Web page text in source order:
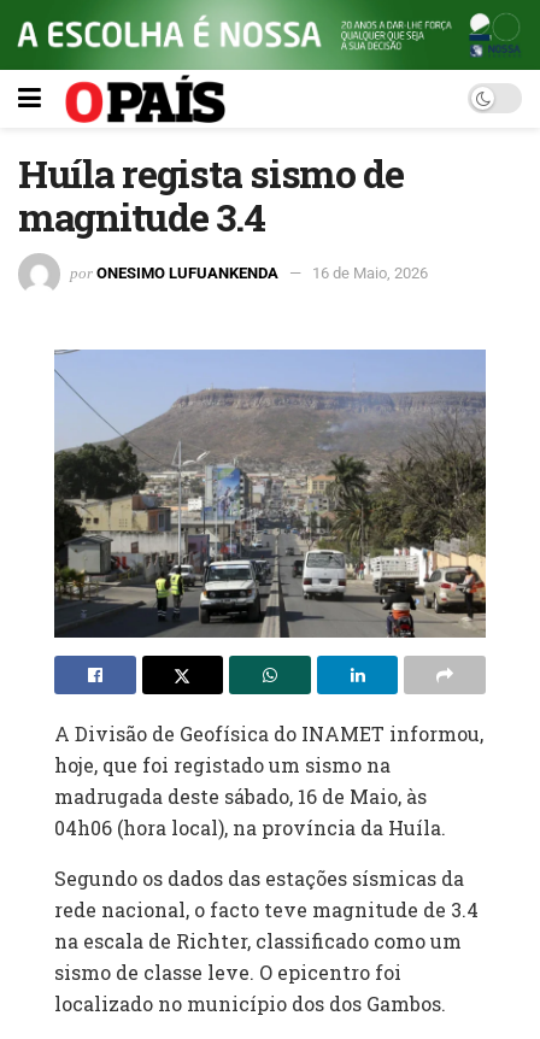
Huíla regista sismo de
magnitude 3.4
por ONESIMO LUFUANKENDA 16 de Maio, 2026
A Divisão de Geofísica do INAMET informou,
hoje, que foi registado um sismo na
madrugada deste sábado, 16 de Maio, às
04h06 (hora local), na província da Huíla.
Segundo os dados das estações sísmicas da
rede nacional, o facto teve magnitude de 3.4
na escala de Richter, classificado como um
sismo de classe leve. O epicentro foi
localizado no município dos dos Gambos.